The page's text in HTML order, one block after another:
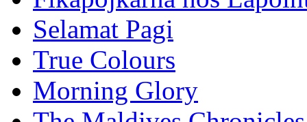
Selamat Pagi
True Colours
Morning Glory